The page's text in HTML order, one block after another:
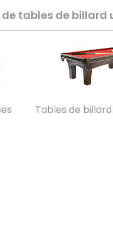
de tables de billard
Tables de